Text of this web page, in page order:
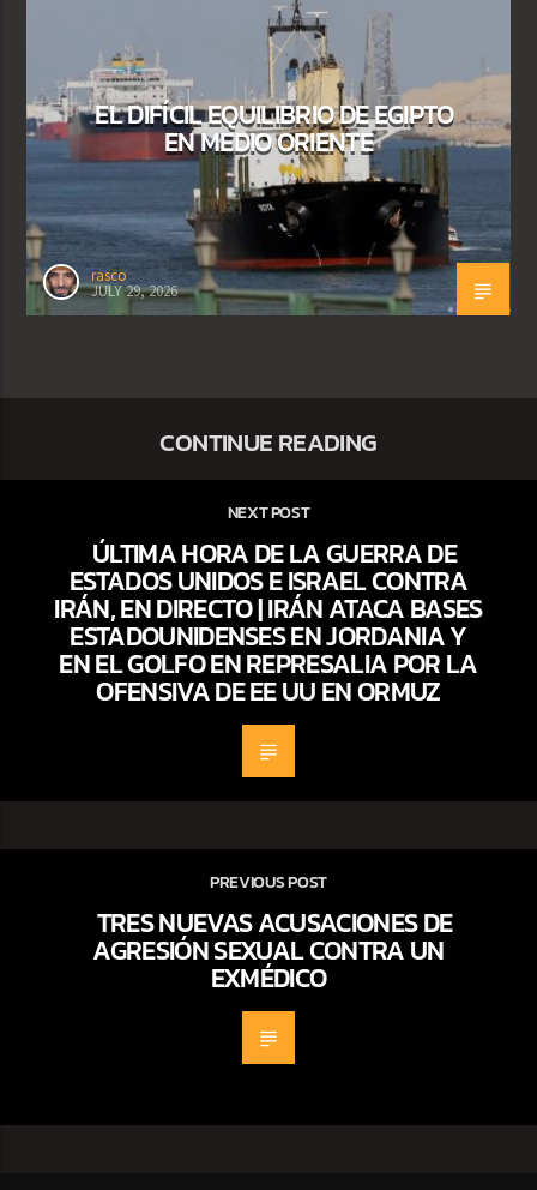
EL DIFÍCIL EQUILIBRIO DE EGIPTO
EN MEDIO ORIENTE
rasco
JULY 29, 2026
CONTINUE READING
NEXT POST
ÚLTIMA HORA DE LA GUERRA DE
ESTADOS UNIDOS E ISRAEL CONTRA
IRÁN, EN DIRECTO | IRÁN ATACA BASES
ESTADOUNIDENSES EN JORDANIA Y
EN EL GOLFO EN REPRESALIA POR LA
OFENSIVA DE EE UU EN ORMUZ
PREVIOUS POST
TRES NUEVAS ACUSACIONES DE
AGRESIÓN SEXUAL CONTRA UN
EXMÉDICO